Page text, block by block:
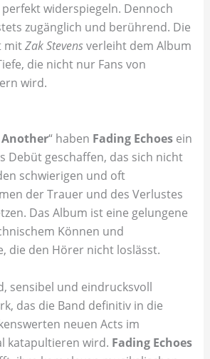
widerspiegeln. Dennoch
zugänglich und berührend. Die
mitZak Stevensverleiht dem Album
die nicht nur Fans von
wird.
“ haben Fading Echoes ein
Debüt geschaffen, das sich nicht
schwierigen und oft
der Trauer und des Verlustes
Das Album ist eine gelungene
Können und
die den Hörer nicht loslässt.
sensibel und eindrucksvoll
das die Band definitiv in die
neuen Acts im
katapultieren wird. Fading Echoes